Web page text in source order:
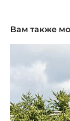
Вам также